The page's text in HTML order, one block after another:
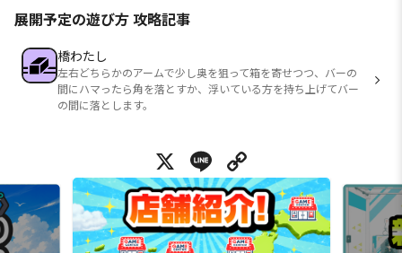
展開予定の遊び方 攻略記事
橋わたし
左右どちらかのアームで少し奥を狙って箱を寄せつつ、バーの
間にハマったら角を落とすか、浮いている方を持ち上げてバー
の間に落とします。
X Line